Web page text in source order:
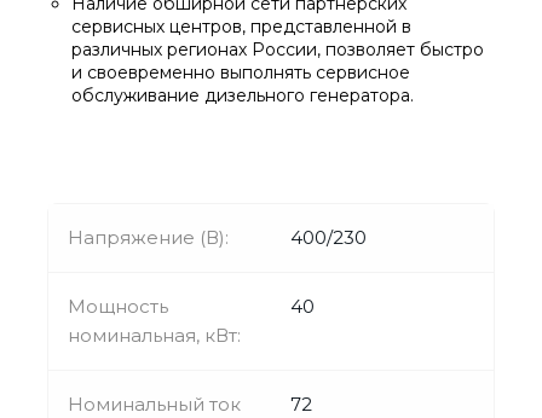
сервисных центров, представленной в
различных регионах России, позволяет быстро
и своевременно выполнять сервисное
обслуживание дизельного генератора.
Напряжение (В): 400/230
Мощность
номинальная, кВт:
40
Номинальный ток
72